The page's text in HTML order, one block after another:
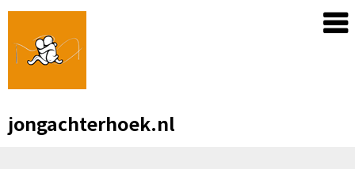
Skip
content
jongachterhoek.nl